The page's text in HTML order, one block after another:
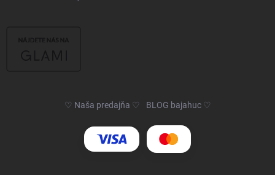
♡ Naša predajňa ♡ BLOG bajahuc ♡